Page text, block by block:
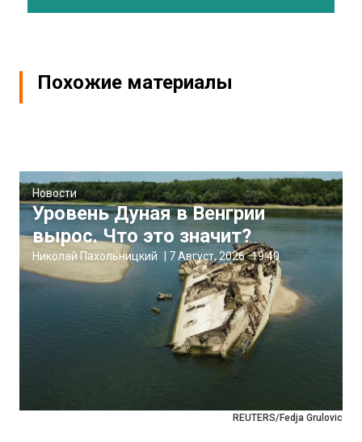
Похожие материалы
REUTERS/Fedja Grulovic
Новости
Уровень Дуная в Венгрии
вырос. Что это значит?
Николай Пахольницкий 7 Август, 2026 19:40